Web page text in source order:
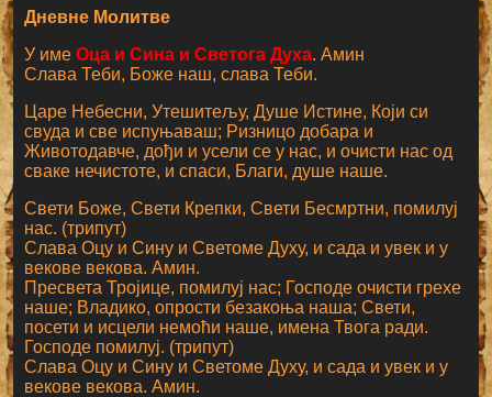
Дневне Молитве
У имеОца и Сина и Светога Духа. Амин
Слава Теби, Боже наш, слава Теби.
Царе Небесни, Утешитељу, Душе Истине, Који си
свуда и све испуњаваш; Ризницо добара и
Животодавче, дођи и усели се у нас, и очисти нас од
сваке нечистоте, и спаси, Благи, душе наше.
Свети Боже, Свети Крепки, Свети Бесмртни, помилуј
нас. (трипут)
Слава Оцу и Сину и Светоме Духу, и сада и увек и у
векове векова. Амин.
Пресвета Тројице, помилуј нас; Господе очисти грехе
наше; Владико, опрости безакоња наша; Свети,
посети и исцели немоћи наше, имена Твога ради.
Господе помилуј. (трипут)
Слава Оцу и Сину и Светоме Духу, и сада и увек и у
векове векова. Амин.